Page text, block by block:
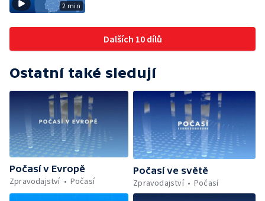
2 min
Dalších 10 dílů
Ostatní také sledují
Počasí v Evropě
Zpravodajství
Počasí
Počasí ve světě
Zpravodajství
Počasí